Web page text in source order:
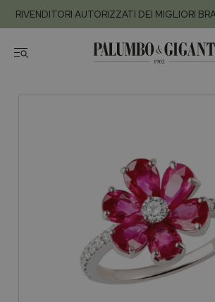
RIVENDITORI AUTORIZZATI DEI MIGLIORI